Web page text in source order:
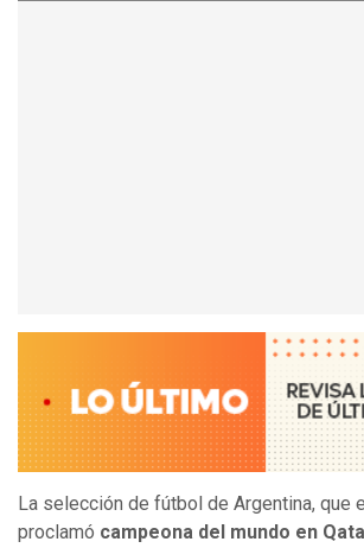
La selección de fútbol de Argentina, que
proclamó campeona del mundo en